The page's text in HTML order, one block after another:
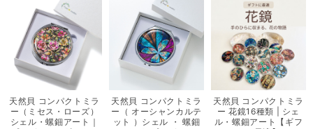
天然貝 コンパクトミラ
ー（ミセス・ローズ）
シェル・螺鈿アート｜
天然貝 コンパクトミラ
ー（ オーシャンカルテ
ット ）シェル ・ 螺鈿
天然貝 コンパクトミラ
ー 花鏡16種類 | シェ
ル・螺鈿アート【ギフ